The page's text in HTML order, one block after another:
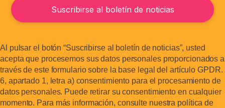
Al pulsar el botón “Suscribirse al boletín de noticias”, usted
acepta que procesemos sus datos personales proporcionados a
través de este formulario sobre la base legal del artículo GPDR.
6, apartado 1, letra a) consentimiento para el procesamiento de
datos personales. Puede retirar su consentimiento en cualquier
momento. Para más información, consulte nuestra política de